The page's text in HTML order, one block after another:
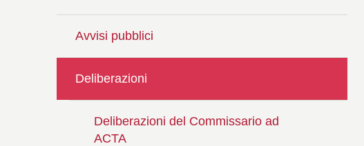
Avvisi pubblici
Deliberazioni
Deliberazioni del Commissario ad
ACTA